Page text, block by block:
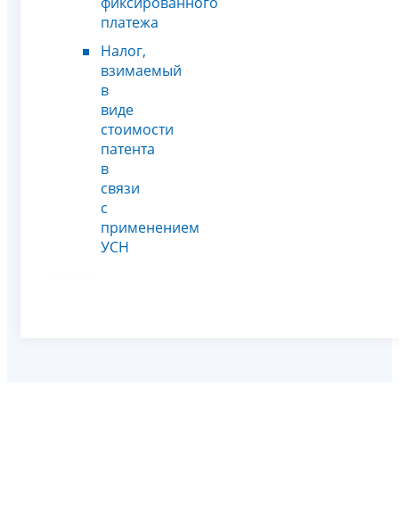
платежа
Налог,
взимаемый
в
виде
стоимости
патента
в
связи
с
применением
УСН